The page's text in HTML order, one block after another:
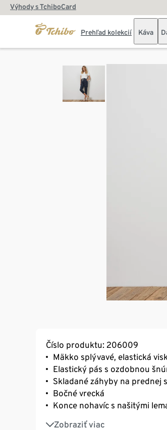
Výhody s TchiboCard
Prehľad kolekcií Káva
Číslo produktu: 206009
Mäkko splývavé, elastická
Elastický pás s ozdobnou
Skladané záhyby na prednej
Bočné vrecká
Konce nohavíc s našitými
Zobraziť viac
S elastanom: dobre držia